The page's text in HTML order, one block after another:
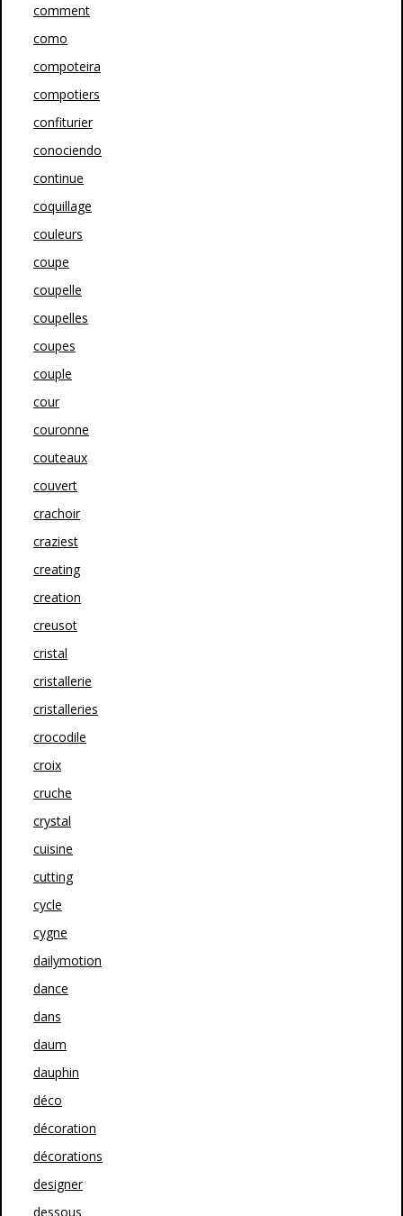
comment
como
compoteira
compotiers
confiturier
conociendo
continue
coquillage
couleurs
coupe
coupelle
coupelles
coupes
couple
cour
couronne
couteaux
couvert
crachoir
craziest
creating
creation
creusot
cristal
cristallerie
cristalleries
crocodile
croix
cruche
crystal
cuisine
cutting
cycle
cygne
dailymotion
dance
dans
daum
dauphin
déco
décoration
décorations
designer
dessous